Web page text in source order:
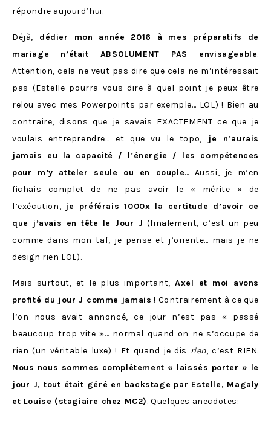
répondre aujourd’hui.
Déjà, dédier mon année 2016 à mes préparatifs de
mariage n’était ABSOLUMENT PAS envisageable.
Attention, cela ne veut pas dire que cela ne m’intéressait
pas (Estelle pourra vous dire à quel point je peux être
relou avec mes Powerpoints par exemple… LOL) ! Bien au
contraire, disons que je savais EXACTEMENT ce que je
voulais entreprendre… et que vu le topo, je n’aurais
jamais eu la capacité / l’énergie / les compétences
pour m’y atteler seule ou en couple… Aussi, je m’en
fichais complet de ne pas avoir le « mérite » de
l’exécution, je préférais 1000x la certitude d’avoir ce
que j’avais en tête le Jour J (finalement, c’est un peu
comme dans mon taf, je pense et j’oriente… mais je ne
design rien LOL).
Mais surtout, et le plus important,Axel et moi avons
profité du jour J comme jamais ! Contrairement à ce que
l’on nous avait annoncé, ce jour n’est pas « passé
beaucoup trop vite »… normal quand on ne s’occupe de
rien (un véritable luxe) ! Et quand je dis rien, c’est RIEN.
Nous nous sommes complètement « laissés porter » le
jour J, tout était géré en backstage par Estelle, Magaly
et Louise (stagiaire chez MC2). Quelques anecdotes: